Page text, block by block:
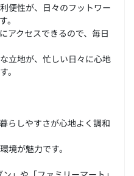
便性が、日々のフットワー
。
アクセスできるので、毎日
立地が、忙しい日々に心地
。
らしやすさが心地よく調和
境が魅力です。